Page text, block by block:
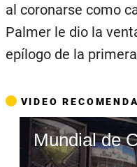
al coronarse como
Palmer le dio la
epílogo de la
VIDEO